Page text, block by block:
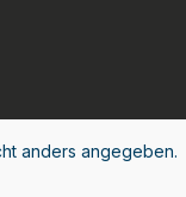
anders angegeben.